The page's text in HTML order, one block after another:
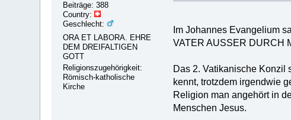
Beiträge: 388
Country:
Geschlecht:
ORA ET LABORA. EHRE
DEM DREIFALTIGEN
GOTT
Religionszugehörigkeit:
Römisch-katholische
Kirche
Im Johannes Evangelium
VATER AUSSER DURCH
Das 2. Vatikanische Konzil
kennt, trotzdem irgendwie
Religion man angehört in
Menschen Jesus.